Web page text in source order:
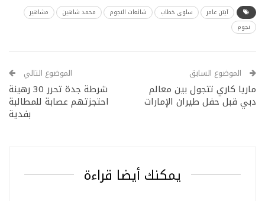
آيتن عامر سلوى خطاب شائعات النجوم محمد شاهين
مشاهير
نجوم
الموضوع السابق
ماريا كاري تتجول بين معالم
دبي قبل حفل طيران الإمارات
الموضوع التالي
شرطة جدة تحرر 30 رهينة
احتجزتهم عصابة للمطالبة
بفدية
يمكنك أيضا قراءة